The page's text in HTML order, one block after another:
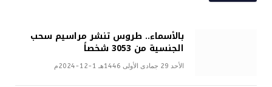
بالأسماء.. طروس تنشر مراسيم سحب
الجنسية من 3053 شخصاً
الأحد 29 جمادى الأولى 1446هـ 1-12-2024م